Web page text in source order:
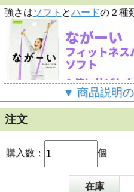
強さはソフト とハードの２種
▼ 商品説明
注文
購入数： 個
在庫